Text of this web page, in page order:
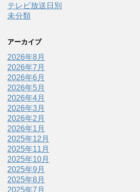
テレビ放送日別
未分類
アーカイブ
2026年8月
2026年7月
2026年6月
2026年5月
2026年4月
2026年3月
2026年2月
2026年1月
2025年12月
2025年11月
2025年10月
2025年9月
2025年8月
2025年7月